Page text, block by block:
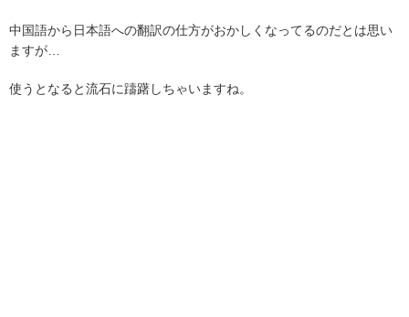
中国語から日本語への翻訳の仕方がおかしくなってるのだとは思い
ますが…
使うとなると流石に躊躇しちゃいますね。